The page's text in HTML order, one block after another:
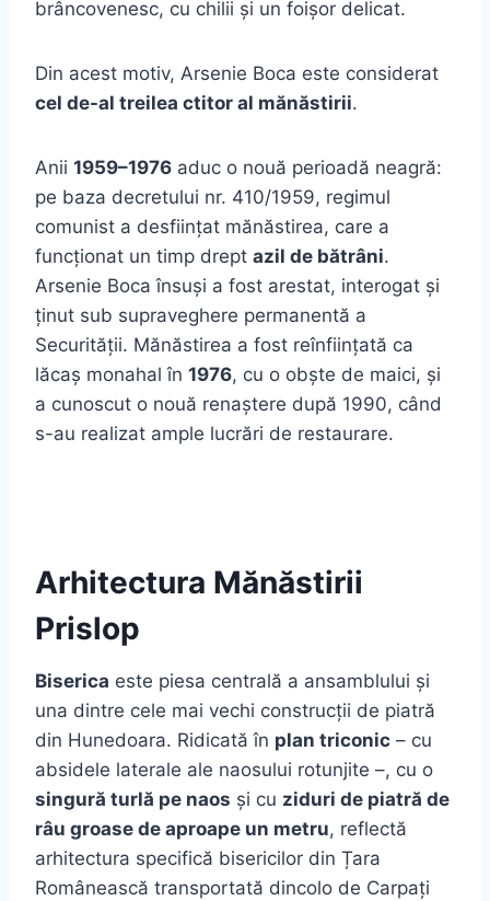
brâncovenesc, cu chilii și un foișor delicat.
Din acest motiv, Arsenie Boca este considerat
cel de-al treilea ctitor al mănăstirii.
Anii 1959–1976 aduc o nouă perioadă neagră:
pe baza decretului nr. 410/1959, regimul
comunist a desființat mănăstirea, care a
funcționat un timp drept azil de bătrâni.
Arsenie Boca însuși a fost arestat, interogat și
ținut sub supraveghere permanentă a
Securității. Mănăstirea a fost reînființată ca
lăcaș monahal în 1976, cu o obște de maici, și
a cunoscut o nouă renaștere după 1990, când
s-au realizat ample lucrări de restaurare.
Arhitectura Mănăstirii
Prislop
Biserica este piesa centrală a ansamblului și
una dintre cele mai vechi construcții de piatră
din Hunedoara. Ridicată în plan triconic – cu
absidele laterale ale naosului rotunjite –, cu o
singură turlă pe naos și cu ziduri de piatră de
râu groase de aproape un metru, reflectă
arhitectura specifică bisericilor din Țara
Românească transportată dincolo de Carpați